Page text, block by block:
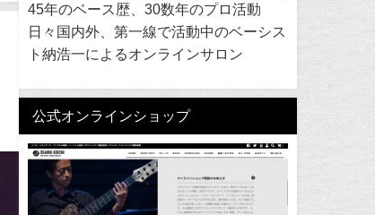
2013年1月16日
45年のベース歴、30数年のプロ活動
日々国内外、第一線で活動中のベーシス
ト納浩一によるオンラインサロン
公式オンラインショップ